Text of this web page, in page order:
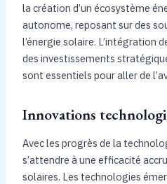
la création d’un écosystème
autonome, reposant sur des
l’énergie solaire. L’intégration
des investissements
sont essentiels pour aller de
Innovations
Avec les progrès de la
s’attendre à une efficacité
solaires. Les technologies